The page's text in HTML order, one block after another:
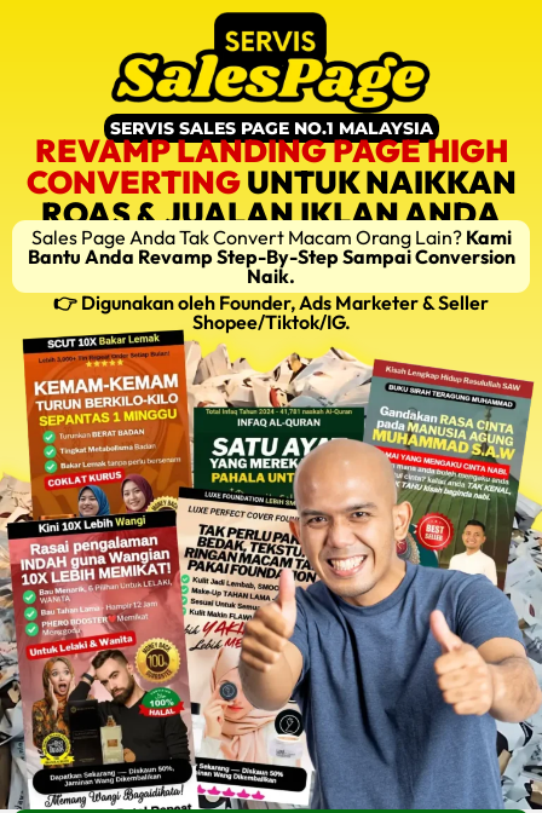
SERVIS SALES PAGE NO.1 MALAYSIA
REVAMP LANDING PAGE HIGH
CONVERTINGUNTUK NAIKKAN
ROAS & JUALAN IKLAN ANDA
Sales Page Anda Tak Convert Macam Orang Lain? Kami
Bantu Anda Revamp Step-By-Step Sampai Conversion
Naik.
👉 Digunakan oleh Founder, Ads Marketer & Seller
Shopee/Tiktok/IG.